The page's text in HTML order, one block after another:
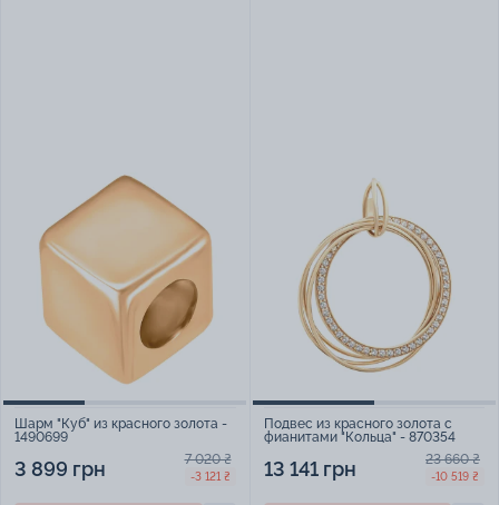
Шарм "Куб" из красного золота -
1490699
3 899 грн 7 020 ₴
-3 121 ₴
Подвес из красного золота с
фианитами "Кольца" - 870354
13 141 грн 23 660 ₴
-10 519 ₴